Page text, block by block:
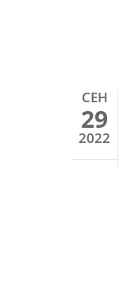
СЕН
29
2022